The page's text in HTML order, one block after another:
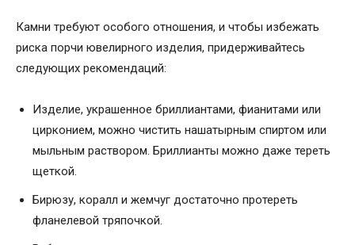
Камни требуют особого отношения, и чтобы избежать
риска порчи ювелирного изделия, придерживайтесь
следующих рекомендаций:
Изделие, украшенное бриллиантами, фианитами или
цирконием, можно чистить нашатырным спиртом или
мыльным раствором. Бриллианты можно даже тереть
щеткой.
Бирюзу, коралл и жемчуг достаточно протереть
фланелевой тряпочкой.